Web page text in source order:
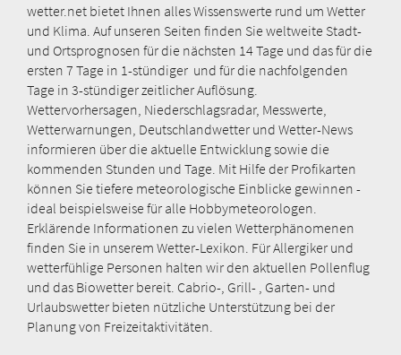
wetter.net bietet Ihnen alles Wissenswerte rund um Wetter
und Klima. Auf unseren Seiten finden Sie weltweite Stadt-
und Ortsprognosen für die nächsten 14 Tage und das für die
ersten 7 Tage in 1-stündiger und für die nachfolgenden
Tage in 3-stündiger zeitlicher Auflösung.
Wettervorhersagen, Niederschlagsradar, Messwerte,
Wetterwarnungen, Deutschlandwetter und Wetter-News
informieren über die aktuelle Entwicklung sowie die
kommenden Stunden und Tage. Mit Hilfe der Profikarten
können Sie tiefere meteorologische Einblicke gewinnen -
ideal beispielsweise für alle Hobbymeteorologen.
Erklärende Informationen zu vielen Wetterphänomenen
finden Sie in unserem Wetter-Lexikon. Für Allergiker und
wetterfühlige Personen halten wir den aktuellen Pollenflug
und das Biowetter bereit. Cabrio-, Grill- , Garten- und
Urlaubswetter bieten nützliche Unterstützung bei der
Planung von Freizeitaktivitäten.